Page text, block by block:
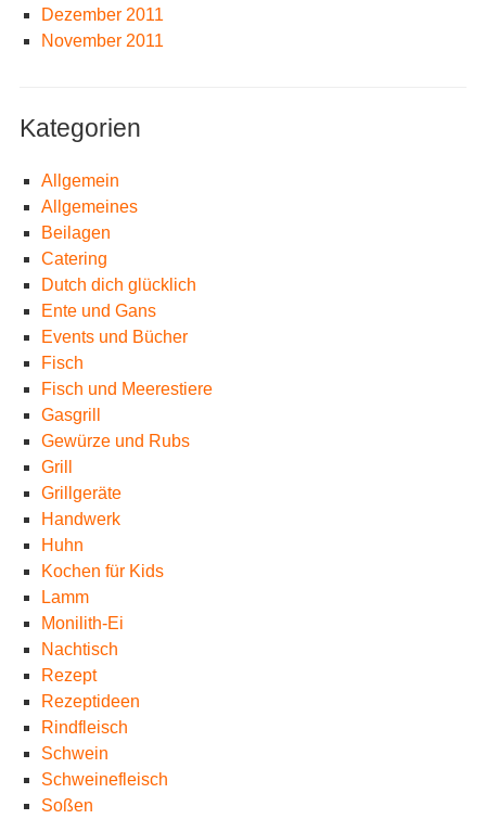
Dezember 2011
November 2011
Kategorien
Allgemein
Allgemeines
Beilagen
Catering
Dutch dich glücklich
Ente und Gans
Events und Bücher
Fisch
Fisch und Meerestiere
Gasgrill
Gewürze und Rubs
Grill
Grillgeräte
Handwerk
Huhn
Kochen für Kids
Lamm
Monilith-Ei
Nachtisch
Rezept
Rezeptideen
Rindfleisch
Schwein
Schweinefleisch
Soßen